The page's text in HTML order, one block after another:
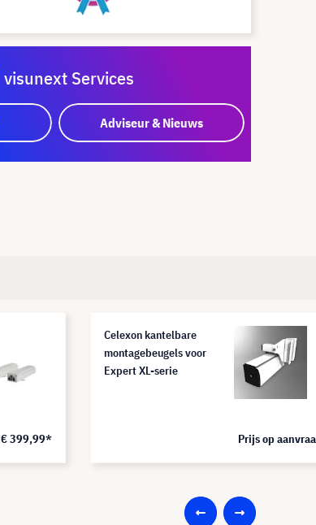
visunext Services
Adviseur & Nieuws
€ 399,99*
Celexon kantelbare
montagebeugels voor
Expert XL-serie
Prijs op